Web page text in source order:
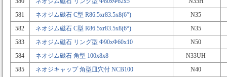
581
ネオジム磁石 C型 R86.5xr83.5x8(6°)
N35
582
ネオジム磁石 C型 R86.5xr83.5x8(6°)
N35
583
ネオジム磁石 リング型 Φ90xΦ60x10
N50
584
ネオジム磁石 角型 100x8x8
N33UH
585
ネオジキャップ 角型皿穴付 NCB100
N40